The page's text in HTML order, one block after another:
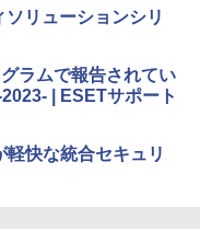
テムを含む】 【オンラ
(マインクラフ
Edition | オンライ
！ 非エンジニアのた
グ入門シリーズ
ソフトウェアのパーフ
エミュレータ紹介
チカラーディスプレ
ト、最大8週間持続バッ
ブラック (2025年発
リューションシリ
ラムで報告されてい
| ESETサポート
快な統合セキュリ